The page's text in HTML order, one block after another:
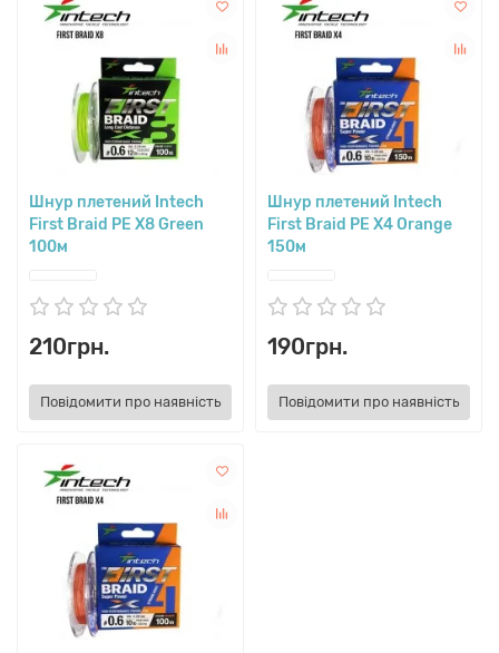
Шнур плетений Intech
First Braid PE X8 Green
100м
210грн.
Повідомити про наявність
Шнур плетений Intech
First Braid PE X4 Orange
150м
190грн.
Повідомити про наявність